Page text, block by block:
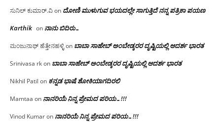
ಸುನಿಲ್ ಕುಮಾರ್.ವಿon ದೋಣಿ ಮುಳುಗುವ ಭಯದಲ್ಲೇ ಸಾಗುತ್ತಿದೆ ನನ್ನ ಪತ್ರಿಕಾ ಪಯಣ
Karthik on ನಾನು ಬಿದಿರು…
ಮಂಜುನಾಥ್ ಹೆತ್ತೇನಹಳ್ಳಿon ಬಾಬಾ ಸಾಹೇಬ್ ಅಂಬೇಡ್ಕರರ ದೃಷ್ಟಿಯಲ್ಲಿ ಆದರ್ಶ ಭಾರತ
Srinivasa rkon ಬಾಬಾ ಸಾಹೇಬ್ ಅಂಬೇಡ್ಕರರ ದೃಷ್ಟಿಯಲ್ಲಿ ಆದರ್ಶ ಭಾರತ
Nikhil Patil on ಕನ್ನಡ ಭಾಷೆ ಶೋಕಿಯಾಗದಿರಲಿ
Mamtaa on ನಾನರಿಯೆ ನಿನ್ನ ಪ್ರೇಮದ ಪರಿಯ…!!!
Vinod Kumaron ನಾನರಿಯೆ ನಿನ್ನ ಪ್ರೇಮದ ಪರಿಯ…!!!